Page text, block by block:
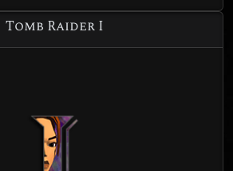
Tomb Raider I